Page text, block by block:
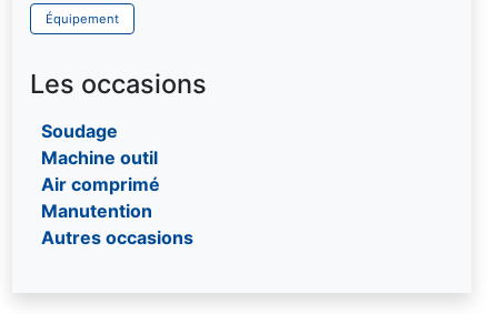
Poinçonneuses
Pistolet de marquage
Visseuses
Palan à main "Haltir"
Palonnier
Portique
Potence
Treuil
Chaîne Grade 100 - 120
Ronde textile multi-brins
Tendeur à cliquet pour sangles
Équipement
Les occasions
Soudage
Machine outil
Air comprimé
Manutention
Autres occasions